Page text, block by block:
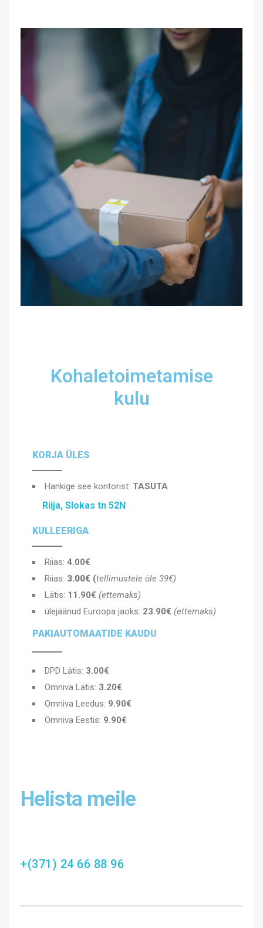
Kohaletoimetamise
kulu
KORJA ÜLES
Hankige see kontorist: TASUTA
Riija, Slokas tn 52N
KULLEERIGA
Riias: 4.00€
Riias: 3.00€ (tellimustele üle 39€)
Lätis: 11.90€ (ettemaks)
ülejäänud Euroopa jaoks: 23.90€ (ettemaks)
PAKIAUTOMAATIDE KAUDU
DPD Lätis: 3.00€
Omniva Lätis: 3.20€
Omniva Leedus: 9.90€
Omniva Eestis: 9.90€
Helista meile
+(371) 24 66 88 96